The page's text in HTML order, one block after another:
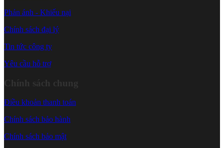
Phản ánh - Khiếu nại
Chính sách đại lý
Tin tức công ty
Yêu cầu hỗ trợ
Chính sách chung
Điều khoản thanh toán
Chính sách bảo hành
Chính sách bảo mật